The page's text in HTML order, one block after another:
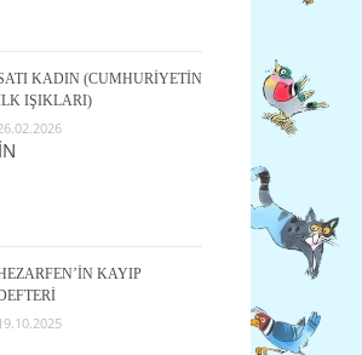
KADIN (CUMHURİYETİN
IŞIKLARI)
KAYIP